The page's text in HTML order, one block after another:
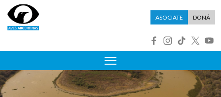
Pasar al contenido principal
Menú asociate
ASOCIATE DONÁ